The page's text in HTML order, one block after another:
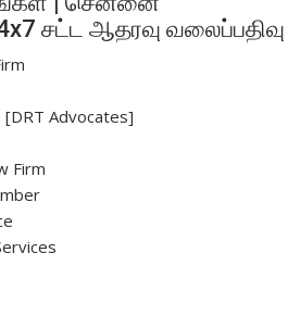
சட்ட ஆதரவு வலைப்பதிவு
[DRT Advocates]
Firm